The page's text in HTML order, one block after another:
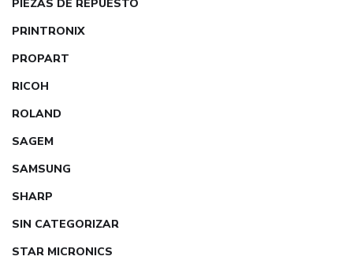
PIEZAS DE REPUESTO
PRINTRONIX
PROPART
RICOH
ROLAND
SAGEM
SAMSUNG
SHARP
SIN CATEGORIZAR
STAR MICRONICS